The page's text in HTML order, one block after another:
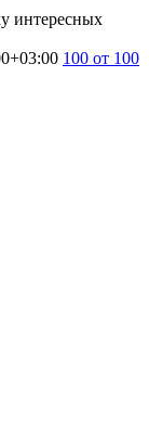
интересных
100 от 100